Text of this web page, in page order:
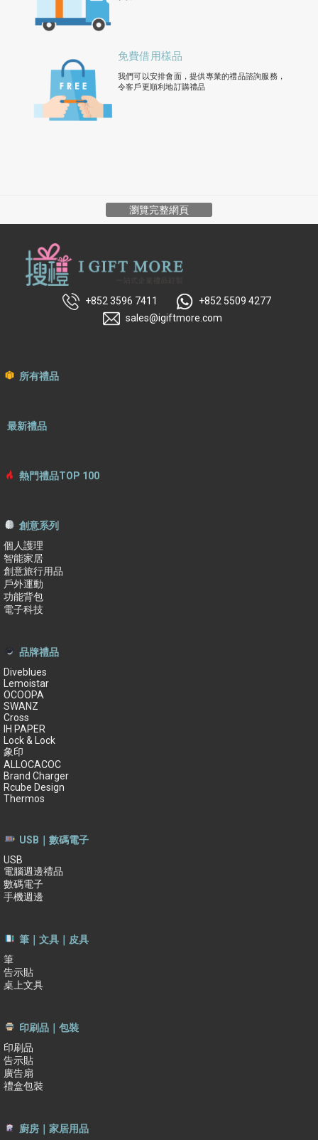
免費借用樣品
我們可以安排會面，提供專業的禮品諮詢服務，
令客戶更順利地訂購禮品
瀏覽完整網頁
+852 3596 7411
+852 5509 4277
sales@igiftmore.com
所有禮品
最新禮品
熱門禮品TOP 100
創意系列
個人護理
智能家居
創意旅行用品
戶外運動
功能背包
電子科技
品牌禮品
Diveblues
Lemoistar
OCOOPA
SWANZ
Cross
IH PAPER
Lock & Lock
象印
ALLOCACOC
Brand Charger
Rcube Design
Thermos
USB｜數碼電子
USB
電腦週邊禮品
數碼電子
手機週邊
筆｜文具｜皮具
筆
告示貼
桌上文具
印刷品｜包裝
印刷品
告示貼
廣告扇
禮盒包裝
廚房｜家居用品